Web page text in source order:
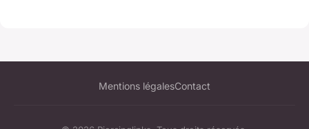
Mentions légalesContact